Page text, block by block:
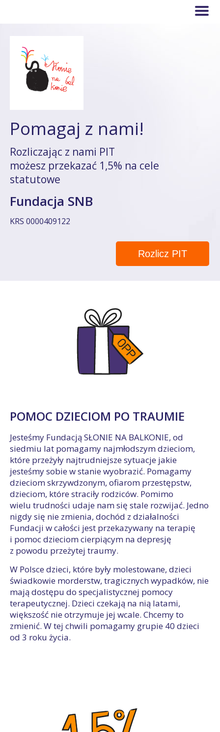
Pomagaj z nami!
Rozliczając z nami PIT
możesz przekazać 1,5% na cele
statutowe
Fundacja SNB
KRS 0000409122
Rozlicz PIT
POMOC DZIECIOM PO TRAUMIE
Jesteśmy Fundacją SŁONIE NA BALKONIE, od
siedmiu lat pomagamy najmłodszym dzieciom,
które przeżyły najtrudniejsze sytuacje jakie
jesteśmy sobie w stanie wyobrazić. Pomagamy
dzieciom skrzywdzonym, ofiarom przestępstw,
dzieciom, które straciły rodziców. Pomimo
wielu trudności udaje nam się stale rozwijać. Jedno
nigdy się nie zmienia, dochód z działalności
Fundacji w całości jest przekazywany na terapię
i pomoc dzieciom cierpiącym na depresję
z powodu przeżytej traumy.
W Polsce dzieci, które były molestowane, dzieci
świadkowie morderstw, tragicznych wypadków, nie
mają dostępu do specjalistycznej pomocy
terapeutycznej. Dzieci czekają na nią latami,
większość nie otrzymuje jej wcale. Chcemy to
zmienić. W tej chwili pomagamy grupie 40 dzieci
od 3 roku życia.